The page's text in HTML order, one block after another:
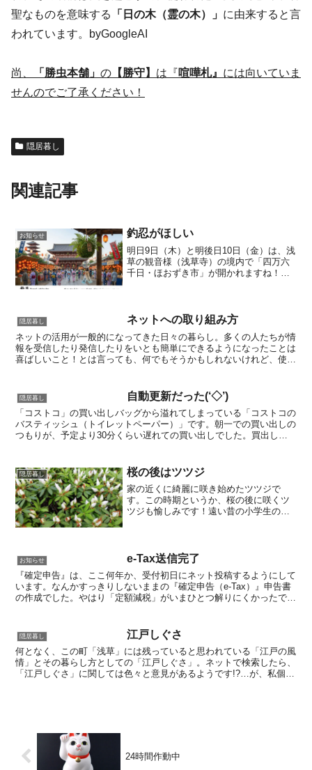
聖なものを意味する
「日の木（霊の木）」 に由来すると言
われています。byGoogleAI
尚、 「勝虫本舗」 の 【勝守】 は『 喧嘩札』 には向いていま
せんのでご了承ください！
隠居暮し
関連記事
お知らせ 釣忍がほしい
明日9日（木）と明後日10日（金）は、浅
草の観音様（浅草寺）の境内で「四万六
千日・ほおずき市」が開かれますね！と
昔から好きな浅草の風...
隠居暮し ネットへの取り組み方
ネットの活用が一般的になってきた日々の暮らし。多くの人たちが情
報を受信したり発信したりをいとも簡単にできるようになったことは
喜ばしいこと！とは言っても、何でもそうかもしれないけれど、使い
隠居暮し 自動更新だった(‘◇’)ゞ
「コストコ」の買い出しバッグから溢れてしまっている「コストコの
バスティッシュ（トイレットペーパー）」です。朝一での買い出しの
つもりが、予定より30分くらい遅れての買い出しでした。買出しと
隠居暮し 桜の後はツツジ
家の近くに綺麗に咲き始めたツツジで
す。この時期というか、桜の後に咲くツ
ツジも愉しみです！遠い昔の小学生の
味がしたような…懐かしの思い...
お知らせ e-Tax送信完了
『確定申告』は、ここ何年か、受付初日にネット投稿するようにして
います。なんかすっきりしないままの『確定申告（e-Tax）』申告書
の作成でした。やはり「定額減税」がいまひとつ解りにくかったです
隠居暮し 江戸しぐさ
何となく、この町「浅草」には残っていると思われている「江戸の風
情」とその暮らし方としての「江戸しぐさ」。ネットで検索したら、
「江戸しぐさ」に関しては色々と意見があるようです!?…が、私個人
24時間作動中